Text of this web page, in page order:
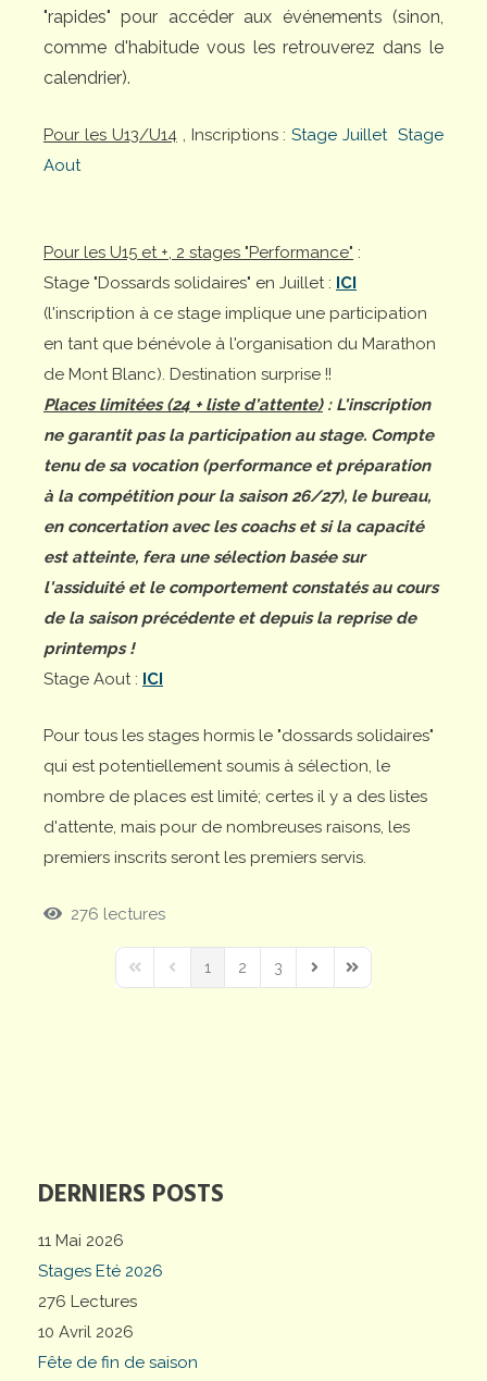
DERNIERS POSTS
11 Mai 2026
Stages Eté 2026
276 Lectures
10 Avril 2026
Fête de fin de saison
"rapides" pour accéder aux événements (sinon,
comme d'habitude vous les retrouverez dans le
calendrier).
Pour les U13/U14, Inscriptions :Stage Juillet Stage
Aout
Pour les U15 et +, 2 stages "Performance" :
Stage "Dossards solidaires" en Juillet : ICI
(l'inscription à ce stage implique une participation
en tant que bénévole à l'organisation du Marathon
de Mont Blanc). Destination surprise !!
Places limitées (24 + liste d'attente): L'inscription
ne garantit pas la participation au stage. Compte
tenu de sa vocation (performance et préparation
à la compétition pour la saison 26/27), le bureau,
en concertation avec les coachs et si la capacité
est atteinte, fera une sélection basée sur
l'assiduité et le comportement constatés au cours
de la saison précédente et depuis la reprise de
printemps !
Stage Aout : ICI
Pour tous les stages hormis le "dossards solidaires"
qui est potentiellement soumis à sélection, le
nombre de places est limité; certes il y a des listes
d'attente, mais pour de nombreuses raisons, les
premiers inscrits seront les premiers servis.
276 lectures
First PagePrevious Page
1 2 3
Next PageLast Page